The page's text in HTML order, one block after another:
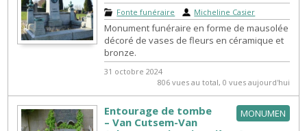
Fonte funéraire Micheline Casier
Monument funéraire en forme de mausolée
décoré de vases de fleurs en céramique et
bronze.
31 octobre 2024
806 vues au total, 0 vues aujourd'hui
MONUMEN
Entourage de tombe
– Van Cutsem-Van